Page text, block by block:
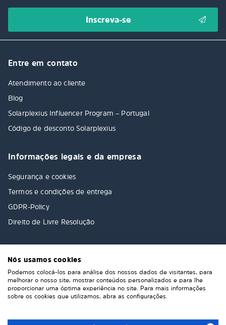
Entre em contato
Atendimento ao cliente
Blog
Solarplexius Influencer Program – Portugal
Código de desconto Solarplexius
Informações legais e da empresa
Segurança e cookies
Termos e condições de entrega
GDPR-Policy
Direito de Livre Resolução
Nós usamos cookies
Podemos colocá-los para análise dos nossos dados de visitantes, para
melhorar o nosso site, mostrar conteúdos personalizados e para lhe
proporcionar uma óptima experiência no site. Para mais informações
sobre os cookies que utilizamos, abra as configurações.